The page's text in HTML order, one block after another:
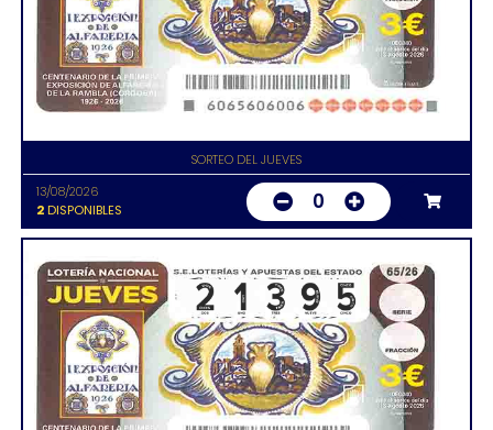
SORTEO DEL JUEVES
13/08/2026
2DISPONIBLES 0